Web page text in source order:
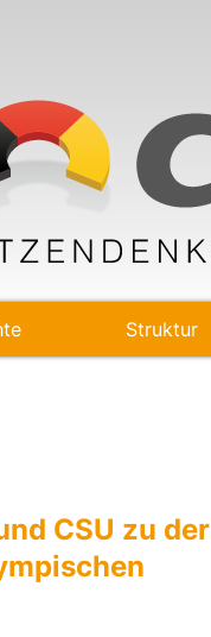
Struktur
CSU zu der